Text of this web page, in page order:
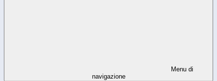
Menu di
navigazione